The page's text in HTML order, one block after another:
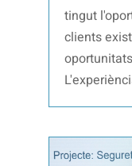
tingut
clients